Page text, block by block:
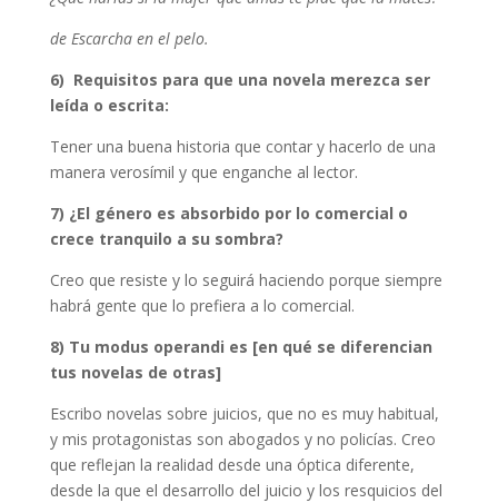
de Escarcha en el pelo.
6) Requisitos para que una novela merezca ser
leída o escrita:
Tener una buena historia que contar y hacerlo de una
manera verosímil y que enganche al lector.
7) ¿El género es absorbido por lo comercial o
crece tranquilo a su sombra?
Creo que resiste y lo seguirá haciendo porque siempre
habrá gente que lo prefiera a lo comercial.
8) Tu modus operandi es [en qué se diferencian
tus novelas de otras]
Escribo novelas sobre juicios, que no es muy habitual,
y mis protagonistas son abogados y no policías. Creo
que reflejan la realidad desde una óptica diferente,
desde la que el desarrollo del juicio y los resquicios del